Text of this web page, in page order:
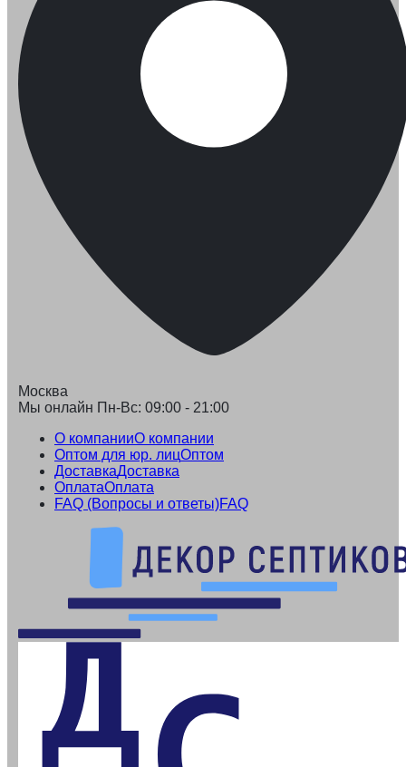
Москва
Мы онлайн Пн-Вс: 09:00 - 21:00
О компанииО компании
Оптом для юр. лицОптом
ДоставкаДоставка
ОплатаОплата
FAQ (Вопросы и ответы)FAQ